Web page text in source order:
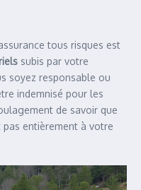
tous risques est
subis par votre
soyez responsable ou
indemnisé pour les
de savoir que
entièrement à votre